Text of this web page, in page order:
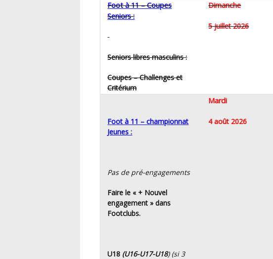
Foot à 11 – Coupes
Seniors :
Seniorslibres masculins :
Coupes – Challenges et
Critérium
Dimanche
5 juillet 2026
Foot à 11 – championnat
Jeunes :
Pas de pré-engagements
Faire le « + Nouvel
engagement » dans
Footclubs.
U18 (U16-U17-U18) (si 3
Mardi
4 août 2026